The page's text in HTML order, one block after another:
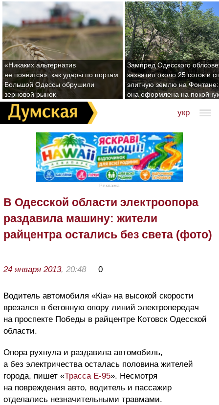
«Никаких альтернатив
не появится»: как удары по портам
Большой Одессы обрушили
зерновой рынок
Зампред Одесского
захватил около 25 соток и
элитную землю на Фонтане:
она оформлена на
укр
Реклама
В Одесской области электроопора
раздавила машину: жители
райцентра остались без света (фото)
24 января 2013, 20:48 0
Водитель автомобиля «Кia» на высокой скорости
врезался в бетонную опору линий электропередач
на проспекте Победы в райцентре Котовск Одесской
области.
Опора рухнула и раздавила автомобиль,
а без электричества осталась половина жителей
города, пишет «Трасса Е-95». Несмотря
на повреждения авто, водитель и пассажир
отделались незначительными травмами.